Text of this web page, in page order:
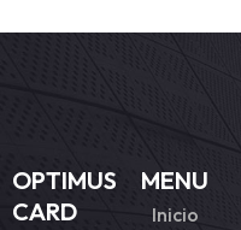
OPTIMUS
CARD
MENU
Inicio